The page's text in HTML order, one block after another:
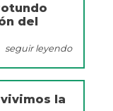
del
seguir leyendo
la